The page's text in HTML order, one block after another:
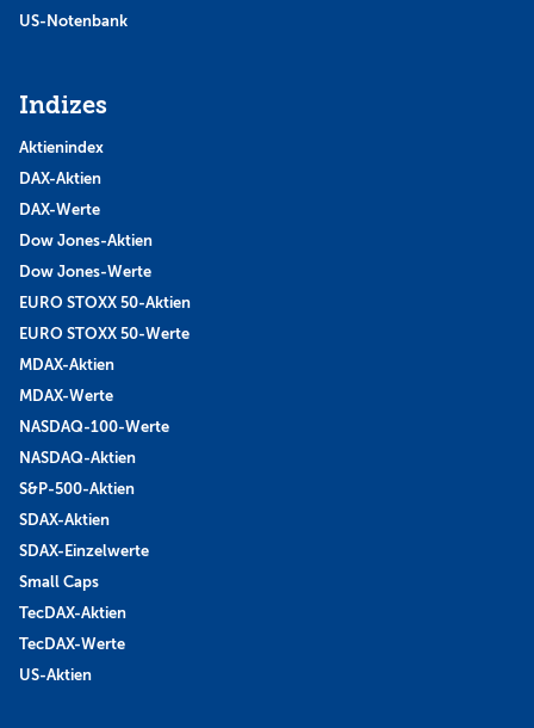
US-Notenbank
Indizes
Aktienindex
DAX-Aktien
DAX-Werte
Dow Jones-Aktien
Dow Jones-Werte
EURO STOXX 50-Aktien
EURO STOXX 50-Werte
MDAX-Aktien
MDAX-Werte
NASDAQ-100-Werte
NASDAQ-Aktien
S&P-500-Aktien
SDAX-Aktien
SDAX-Einzelwerte
Small Caps
TecDAX-Aktien
TecDAX-Werte
US-Aktien